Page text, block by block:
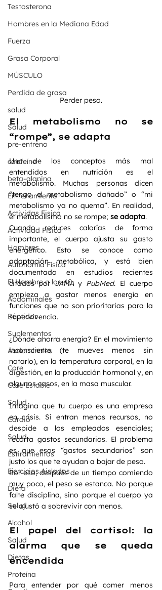
Testosterona
Hombres en la Mediana Edad
Fuerza
Grasa Corporal
MÚSCULO
Perdida de grasa
salud
Salud
pre-entreno
caafeína
beta-alanina
Entrenamiento
Actividas Fisica
Actividad Fisica
Hombres
Autonomía Física
El Hombre a los 40
Abdominales
Péptidos
Suplementos
Abdominales
Core
Core Estable
Salud
Cardio
Salud
Estiramientos
Ejercicios Aislados
Dieta
Salud
Alcohol
Salud
Dietas
Proteína
Perder peso.
El metabolismo no se
“rompe”, se adapta
Uno de los conceptos más mal
entendidos en nutrición es el
metabolismo. Muchas personas dicen
“tengo el metabolismo dañado” o “mi
metabolismo ya no quema”. En realidad,
el metabolismo no se rompe; se adapta.
Cuando reduces calorías de forma
importante, el cuerpo ajusta su gasto
energético. Esto se conoce como
adaptación metabólica, y está bien
documentado en estudios recientes
citados por JAMA y PubMed. El cuerpo
empieza a gastar menos energía en
funciones que no son prioritarias para la
supervivencia.
¿Dónde ahorra energía? En el movimiento
inconsciente (te mueves menos sin
notarlo), en la temperatura corporal, en la
digestión, en la producción hormonal y, en
algunos casos, en la masa muscular.
Imagina que tu cuerpo es una empresa
en crisis. Si entran menos recursos, no
despide a los empleados esenciales;
recorta gastos secundarios. El problema
es que esos “gastos secundarios” son
justo los que te ayudan a bajar de peso.
Por eso, después de un tiempo comiendo
muy poco, el peso se estanca. No porque
falte disciplina, sino porque el cuerpo ya
se ajustó a sobrevivir con menos.
El papel del cortisol: la
alarma que se queda
encendida
Para entender por qué comer menos